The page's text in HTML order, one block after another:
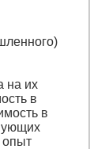
на их
в
в
опыт